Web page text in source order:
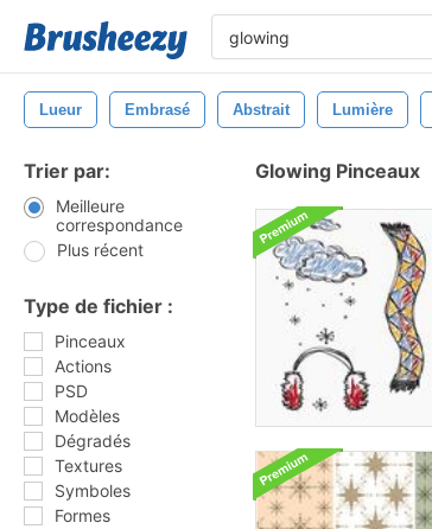
Lueur Embrasé Abstrait Lumière
Trier par:
Meilleure
correspondance
Plus récent
Type de fichier :
Pinceaux
Actions
PSD
Modèles
Dégradés
Textures
Symboles
Formes
Glowing Pinceaux